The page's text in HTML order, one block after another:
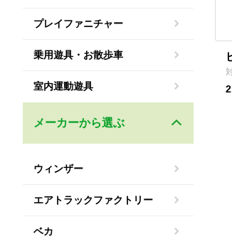
プレイファニチャー
乗用遊具・お散歩車
室内運動遊具
メーカーから選ぶ
ウィンザー
エアトラックファクトリー
ベカ